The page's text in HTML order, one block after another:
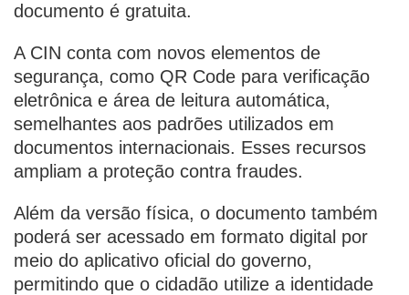
documento é gratuita.
A CIN conta com novos elementos de
segurança, como QR Code para verificação
eletrônica e área de leitura automática,
semelhantes aos padrões utilizados em
documentos internacionais. Esses recursos
ampliam a proteção contra fraudes.
Além da versão física, o documento também
poderá ser acessado em formato digital por
meio do aplicativo oficial do governo,
permitindo que o cidadão utilize a identidade